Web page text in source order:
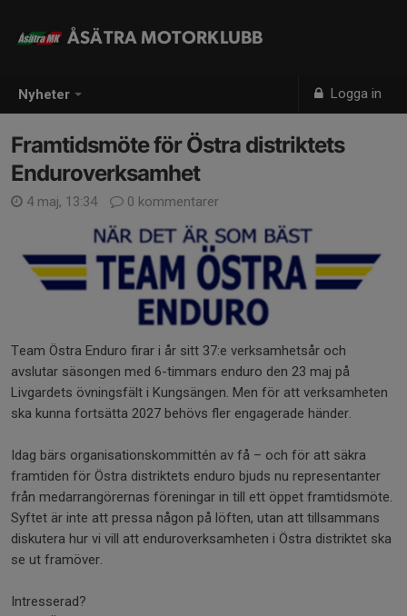
Nyheter Logga in
ÅSÄTRA MOTORKLUBB
Framtidsmöte för Östra distriktets
Enduroverksamhet
4 maj, 13:34 0 kommentarer
Team Östra Enduro firar i år sitt 37:e verksamhetsår och
avslutar säsongen med 6-timmars enduro den 23 maj på
Livgardets övningsfält i Kungsängen. Men för att verksamheten
ska kunna fortsätta 2027 behövs fler engagerade händer.
Idag bärs organisationskommittén av få – och för att säkra
framtiden för Östra distriktets enduro bjuds nu representanter
från medarrangörernas föreningar in till ett öppet framtidsmöte.
Syftet är inte att pressa någon på löften, utan att tillsammans
diskutera hur vi vill att enduroverksamheten i Östra distriktet ska
se ut framöver.
Intresserad?